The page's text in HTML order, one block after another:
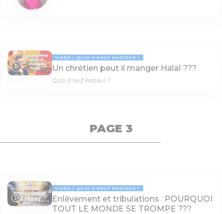
17:21
VIDÉO QUOI D'NEUF PASTEUR ?
Un chrétien peut il manger Halal ???
Quoi d'neuf Pasteur ?
PAGE 3
78:19
VIDÉO QUOI D'NEUF PASTEUR ?
Enlèvement et tribulations : POURQUOI
TOUT LE MONDE SE TROMPE ???